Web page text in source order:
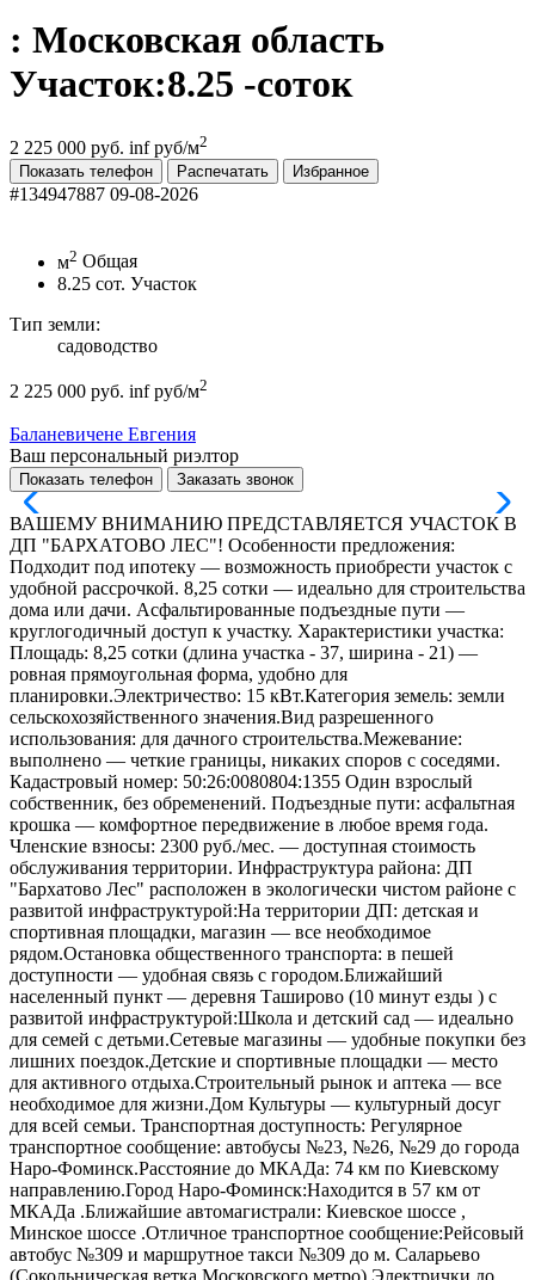
: Московская область
Участок:8.25 -соток
2 225 000 руб. inf руб/м2
Показать телефон
Распечатать Избранное
#134947887 09-08-2026
м2 Общая
8.25 сот. Участок
Тип земли:
садоводство
2 225 000 руб. inf руб/м2
Баланевичене Евгения
Ваш персональный риэлтор
Показать телефон Заказать звонок
ВАШЕМУ ВНИМАНИЮ ПРЕДСТАВЛЯЕТСЯ УЧАСТОК В
ДП "БАРХАТОВО ЛЕС"! Особенности предложения:
Подходит под ипотеку — возможность приобрести участок с
удобной рассрочкой. 8,25 сотки — идеально для строительства
дома или дачи. Асфальтированные подъездные пути —
круглогодичный доступ к участку. Характеристики участка:
Площадь: 8,25 сотки (длина участка - 37, ширина - 21) —
ровная прямоугольная форма, удобно для
планировки.Электричество: 15 кВт.Категория земель: земли
сельскохозяйственного значения.Вид разрешенного
использования: для дачного строительства.Межевание:
выполнено — четкие границы, никаких споров с соседями.
Кадастровый номер: 50:26:0080804:1355 Один взрослый
собственник, без обременений. Подъездные пути: асфальтная
крошка — комфортное передвижение в любое время года.
Членские взносы: 2300 руб./мес. — доступная стоимость
обслуживания территории. Инфраструктура района: ДП
"Бархатово Лес" расположен в экологически чистом районе с
развитой инфраструктурой:На территории ДП: детская и
спортивная площадки, магазин — все необходимое
рядом.Остановка общественного транспорта: в пешей
доступности — удобная связь с городом.Ближайший
населенный пункт — деревня Таширово (10 минут езды ) с
развитой инфраструктурой:Школа и детский сад — идеально
для семей с детьми.Сетевые магазины — удобные покупки без
лишних поездок.Детские и спортивные площадки — место
для активного отдыха.Строительный рынок и аптека — все
необходимое для жизни.Дом Культуры — культурный досуг
для всей семьи. Транспортная доступность: Регулярное
транспортное сообщение: автобусы №23, №26, №29 до города
Наро-Фоминск.Расстояние до МКАДа: 74 км по Киевскому
направлению.Город Наро-Фоминск:Находится в 57 км от
МКАДа .Ближайшие автомагистрали: Киевское шоссе ,
Минское шоссе .Отличное транспортное сообщение:Рейсовый
автобус №309 и маршрутное такси №309 до м. Саларьево
(Сокольническая ветка Московского метро).Электрички до